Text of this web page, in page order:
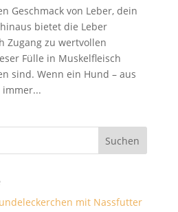
Geschmack von Leber, dein
bietet die Leber
Zugang zu wertvollen
Fülle in Muskelfleisch
sind. Wenn ein Hund – aus
mit Nassfutter